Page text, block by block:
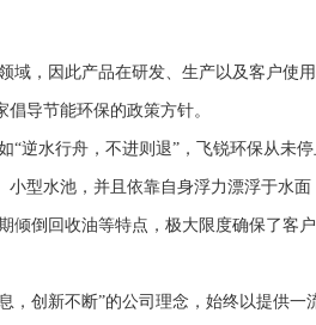
因此产品在研发、生产以及客户使
导节能环保的政策方针。
水行舟，不进则退”，飞锐环保从未
水池，并且依靠自身浮力漂浮于水面
回收油等特点，极大限度确保了客
新不断”的公司理念，始终以提供